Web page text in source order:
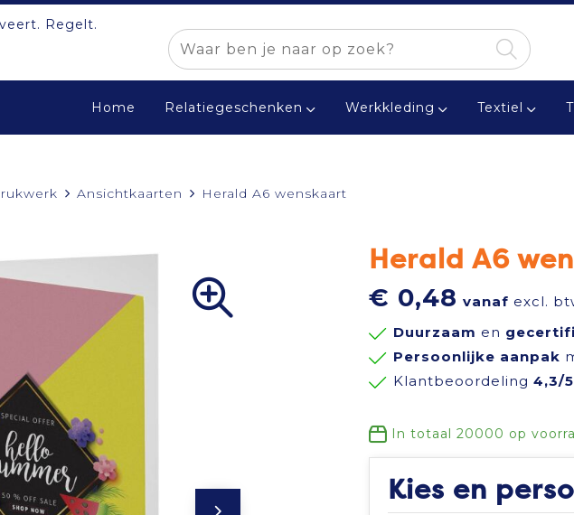
Regelt.
Home Relatiegeschenken Werkkleding Textiel
Ansichtkaarten Herald A6 wenskaart
Herald A6
€ 0,48 vanaf excl.
Duurzaam en
Persoonlijke aanpak
Klantbeoordeling 4,3/5
In totaal 20000 op
Kies en